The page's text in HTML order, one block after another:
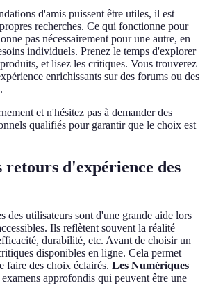
d'amis puissent être utiles, il est
recherches. Ce qui fonctionne pour
pas nécessairement pour une autre, en
individuels. Prenez le temps d'explorer
et lisez les critiques. Vous trouverez
enrichissants sur des forums ou des
et n'hésitez pas à demander des
qualifiés pour garantir que le choix est
retours d'expérience des
des utilisateurs sont d'une grande aide lors
Ils reflètent souvent la réalité
durabilité, etc. Avant de choisir un
disponibles en ligne. Cela permet
faire des choix éclairés. Les Numériques
approfondis qui peuvent être une